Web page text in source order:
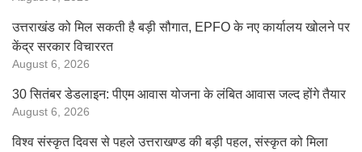
उत्तराखंड को मिल सकती है बड़ी सौगात, EPFO के नए कार्यालय खोलने पर
केंद्र सरकार विचाररत
August 6, 2026
30 सितंबर डेडलाइन: पीएम आवास योजना के लंबित आवास जल्द होंगे तैयार
August 6, 2026
विश्व संस्कृत दिवस से पहले उत्तराखण्ड की बड़ी पहल, संस्कृत को मिला